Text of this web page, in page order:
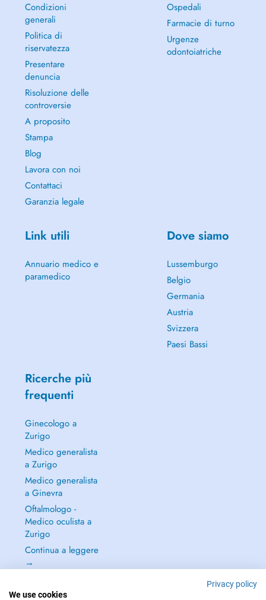
Condizioni
generali
Politica di
riservatezza
Presentare
denuncia
Risoluzione delle
controversie
A proposito
Stampa
Blog
Lavora con noi
Contattaci
Garanzia legale
Ospedali
Farmacie di turno
Urgenze
odontoiatriche
Link utili
Annuario medico e
paramedico
Dove siamo
Lussemburgo
Belgio
Germania
Austria
Svizzera
Paesi Bassi
Ricerche più
frequenti
Ginecologo a
Zurigo
Medico generalista
a Zurigo
Medico generalista
a Ginevra
Oftalmologo -
Medico oculista a
Zurigo
Continua a leggere
→
Privacy policy
We use cookies